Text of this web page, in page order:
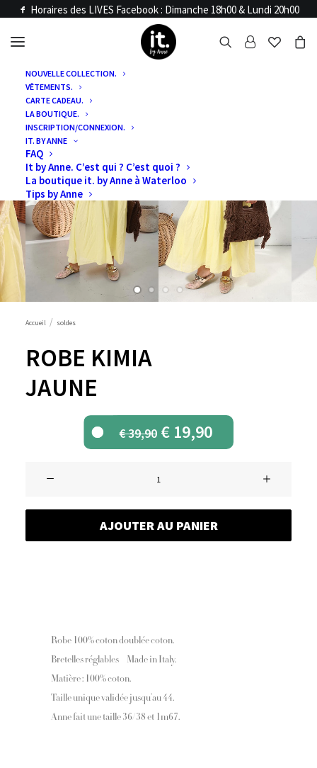
Horaires des LIVES Facebook : Dimanche 18h00 & Lundi 20h00
NOUVELLE COLLECTION.
VÊTEMENTS.
CARTE CADEAU.
LA BOUTIQUE.
INSCRIPTION/CONNEXION.
IT. BY ANNE
FAQ
It by Anne. C’est qui ? C’est quoi ?
La boutique it. by Anne à Waterloo
Tips by Anne
Accueil soldes
ROBE KIMIA
JAUNE
€39,90 Le
prix
€ 39,90.
€ 19,90Le
prix
€ 19,90.
Robe
KIMIA
jaune
AJOUTER AU PANIER
Robe 100% coton doublée coton.
Bretelles réglables – Made in Italy.
Matière : 100% coton.
Taille unique validée jusqu’au 44.
Anne fait une taille 36/38 et 1m67.